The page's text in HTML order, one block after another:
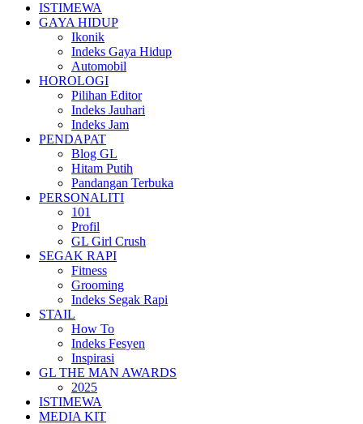
ISTIMEWA
GAYA HIDUP
Ikonik
Indeks Gaya Hidup
Automobil
HOROLOGI
Pilihan Editor
Indeks Jauhari
Indeks Jam
PENDAPAT
Blog GL
Hitam Putih
Pandangan Terbuka
PERSONALITI
101
Profil
GL Girl Crush
SEGAK RAPI
Fitness
Grooming
Indeks Segak Rapi
STAIL
How To
Indeks Fesyen
Inspirasi
GL THE MAN AWARDS
2025
ISTIMEWA
MEDIA KIT